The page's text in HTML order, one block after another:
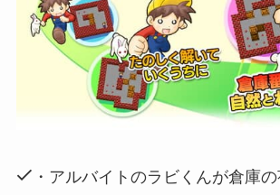
・アルバイトのラビくんが倉庫